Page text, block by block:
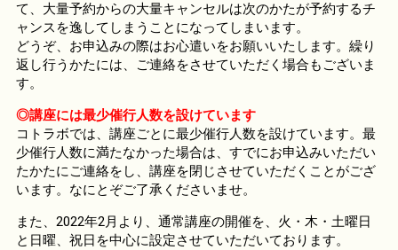
て、大量予約からの大量キャンセルは次のかたが予約するチ
ャンスを逸してしまうことになってしまいます。
どうぞ、お申込みの際はお心遣いをお願いいたします。繰り
返し行うかたには、ご連絡をさせていただく場合もございま
す。
◎講座には最少催行人数を設けています
コトラボでは、講座ごとに最少催行人数を設けています。最
少催行人数に満たなかった場合は、すでにお申込みいただい
たかたにご連絡をし、講座を閉じさせていただくことがござ
います。なにとぞご了承くださいませ。
また、2022年2月より、通常講座の開催を、火・木・土曜日
と日曜、祝日を中心に設定させていただいております。